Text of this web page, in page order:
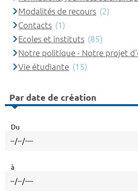
Modalités de recours (2)
Contacts (1)
Ecoles et instituts (85)
Notre politique - Notre projet
Vie étudiante (15)
Par date de création
Du
à